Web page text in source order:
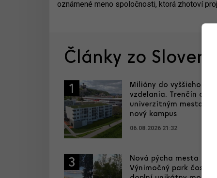
oznámené meno spoločnosti, ktorá zhotoví
Články zo
1
Milióny do vyššieho
vzdelania. Trenčín chce
univerzitným mestom,
nový kampus
06.08.2026 21:32
3
Nová pýcha mesta
Výnimočný park čoskoro